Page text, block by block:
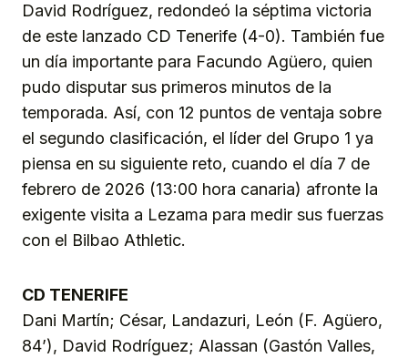
David Rodríguez, redondeó la séptima victoria
de este lanzado CD Tenerife (4-0). También fue
un día importante para Facundo Agüero, quien
pudo disputar sus primeros minutos de la
temporada. Así, con 12 puntos de ventaja sobre
el segundo clasificación, el líder del Grupo 1 ya
piensa en su siguiente reto, cuando el día 7 de
febrero de 2026 (13:00 hora canaria) afronte la
exigente visita a Lezama para medir sus fuerzas
con el Bilbao Athletic.
CD TENERIFE
Dani Martín; César, Landazuri, León (F. Agüero,
84’), David Rodríguez; Alassan (Gastón Valles,